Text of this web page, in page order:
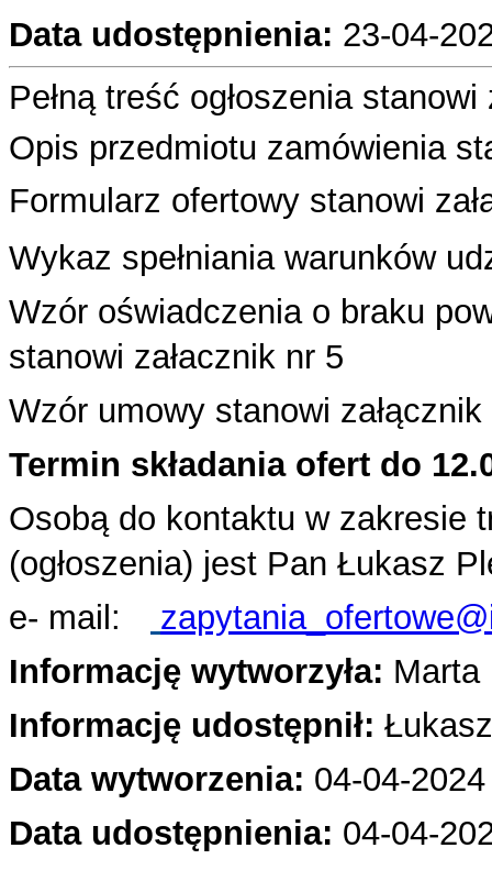
Data udostępnienia: 23-04-
Pełną treść ogłoszenia stanowi
Opis przedmiotu zamówienia
Formularz ofertowy stanowi
Wykaz spełniania warunków
Wzór oświadczenia o braku
stanowi załacznik nr 5
Wzór umowy stanowi załącznik
Termin składania ofert do
Osobą do kontaktu w zakresie
(ogłoszenia) jest Pan Łukasz
e- mail:
Informację wytworzyła: Marta
Informację udostępnił:
Data wytworzenia: 04-04-2024
Data udostępnienia: 04-04-